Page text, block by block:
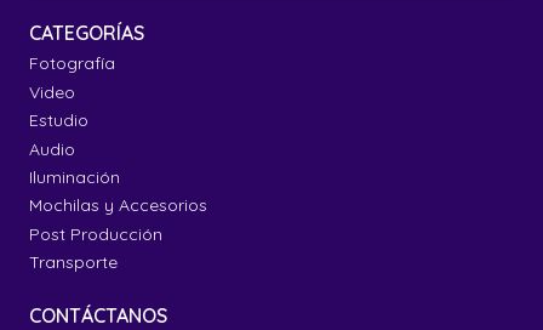
CATEGORÍAS
Fotografía
Video
Estudio
Audio
Iluminación
Mochilas y Accesorios
Post Producción
Transporte
CONTÁCTANOS